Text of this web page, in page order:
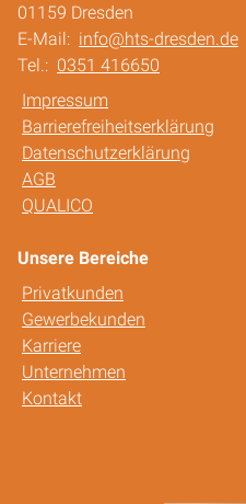
01159 Dresden
E-Mail: info@hts-dresden.de
Tel.: 0351 416650
Impressum
Barrierefreiheitserklärung
Datenschutzerklärung
AGB
QUALICO
Unsere Bereiche
Privatkunden
Gewerbekunden
Karriere
Unternehmen
Kontakt